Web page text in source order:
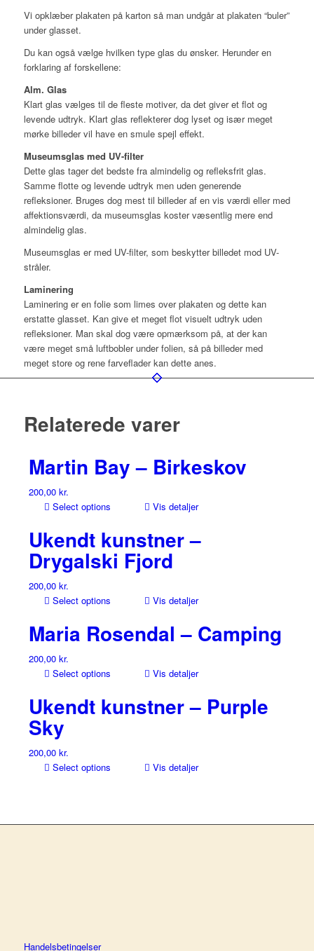
Vi opklæber plakaten på karton så man undgår at plakaten “buler”
under glasset.
Du kan også vælge hvilken type glas du ønsker. Herunder en
forklaring af forskellene:
Alm. Glas
Klart glas vælges til de fleste motiver, da det giver et flot og
levende udtryk. Klart glas reflekterer dog lyset og især meget
mørke billeder vil have en smule spejl effekt.
Museumsglas med UV-filter
Dette glas tager det bedste fra almindelig og refleksfrit glas.
Samme flotte og levende udtryk men uden generende
refleksioner. Bruges dog mest til billeder af en vis værdi eller med
affektionsværdi, da museumsglas koster væsentlig mere end
almindelig glas.
Museumsglas er med UV-filter, som beskytter billedet mod UV-
stråler.
Laminering
Laminering er en folie som limes over plakaten og dette kan
erstatte glasset. Kan give et meget flot visuelt udtryk uden
refleksioner. Man skal dog være opmærksom på, at der kan
være meget små luftbobler under folien, så på billeder med
meget store og rene farveflader kan dette anes.
Relaterede varer
Martin Bay – Birkeskov
200,00 kr.
Select options
Vis detaljer
Ukendt kunstner –
Drygalski Fjord
200,00 kr.
Select options
Vis detaljer
Maria Rosendal – Camping
200,00 kr.
Select options
Vis detaljer
Ukendt kunstner – Purple
Sky
200,00 kr.
Select options
Vis detaljer
Handelsbetingelser